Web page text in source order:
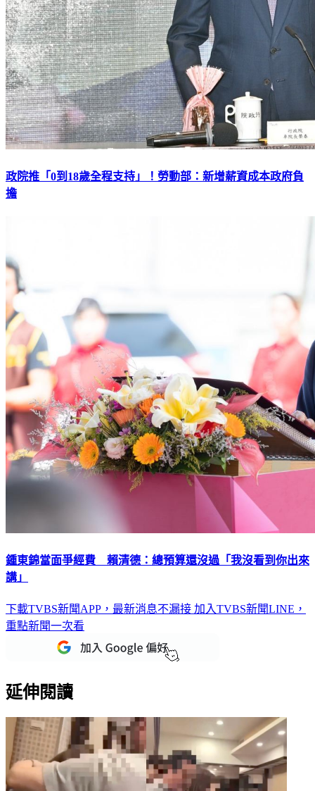
政院推「0到18歲全程支持」！勞動部：新增薪資成本政府負
擔
鍾東錦當面爭經費 賴清德：總預算還沒過「我沒看到你出來
講」
下載TVBS新聞APP，最新消息不漏接 加入TVBS新聞LINE，
重點新聞一次看
延伸閱讀